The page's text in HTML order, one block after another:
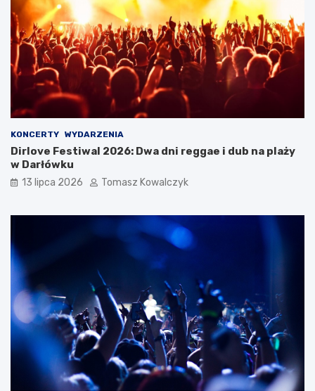
KONCERTY WYDARZENIA
Dirlove Festiwal 2026: Dwa dni reggae i dub na plaży
w Darłówku
13 lipca 2026 Tomasz Kowalczyk